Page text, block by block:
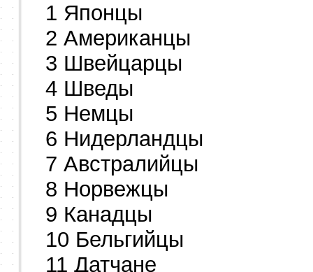
1 Японцы
2 Американцы
3 Швейцарцы
4 Шведы
5 Немцы
6 Нидерландцы
7 Австралийцы
8 Норвежцы
9 Канадцы
10 Бельгийцы
11 Датчане